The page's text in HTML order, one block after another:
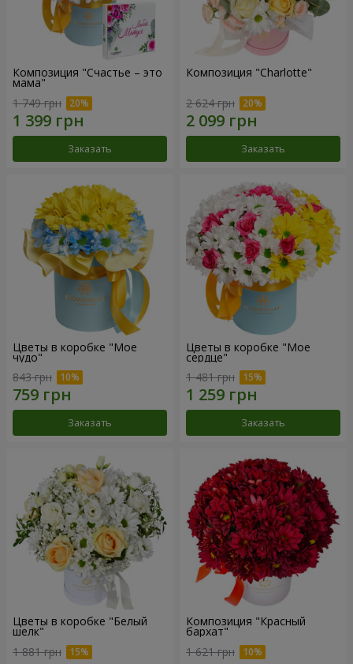
Композиция "Счастье – это
мама"
1 749 грн
Заказать
Композиция "Charlotte"
2 624 грн
Заказать
Цветы в коробке "Мое
чудо"
843 грн
Заказать
Цветы в коробке "Мое
сердце"
1 481 грн
Заказать
Цветы в коробке "Белый
шелк"
1 881 грн
Композиция "Красный
бархат"
1 621 грн